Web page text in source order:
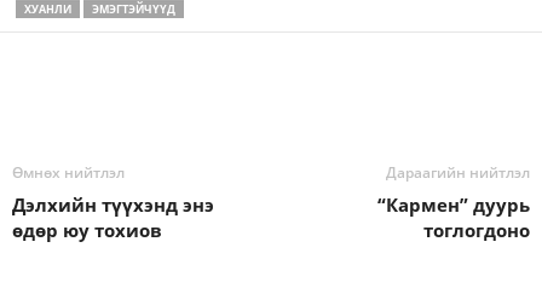
ХУАНЛИ
ЭМЭГТЭЙЧҮҮД
Өмнөх нийтлэл
Дэлхийн түүхэнд энэ
өдөр юу тохиов
Дараагийн нийтлэл
“Кармен” дуурь
тоглогдоно